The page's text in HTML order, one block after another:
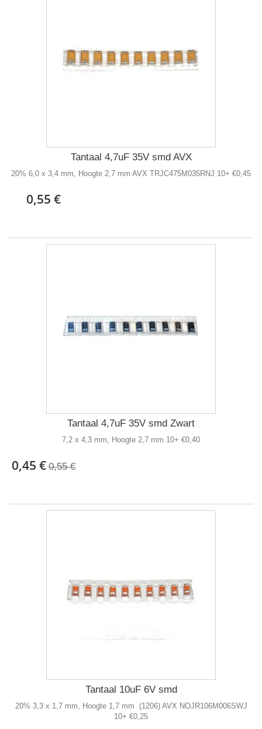
Tantaal 4,7uF 35V smd AVX
20% 6,0 x 3,4 mm, Hoogte 2,7 mm AVX TRJC475M035RNJ 10+ €0,45
0,55 €
Tantaal 4,7uF 35V smd Zwart
7,2 x 4,3 mm, Hoogte 2,7 mm 10+ €0,40
0,45 € 0,55 €
Tantaal 10uF 6V smd
20% 3,3 x 1,7 mm, Hoogte 1,7 mm (1206) AVX NOJR106M006SWJ
10+ €0,25